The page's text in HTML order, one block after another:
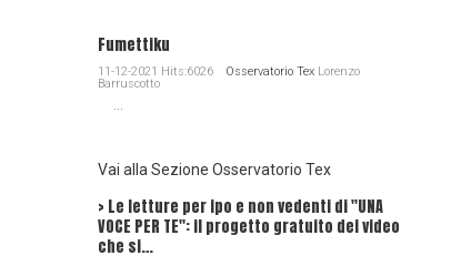
Fumettiku
11-12-2021 Hits:6026 Osservatorio TexLorenzo
Barruscotto
...
Vai alla Sezione Osservatorio Tex
> Le letture per ipo e non vedenti di "UNA
VOCE PER TE": il progetto gratuito dei video
che si…